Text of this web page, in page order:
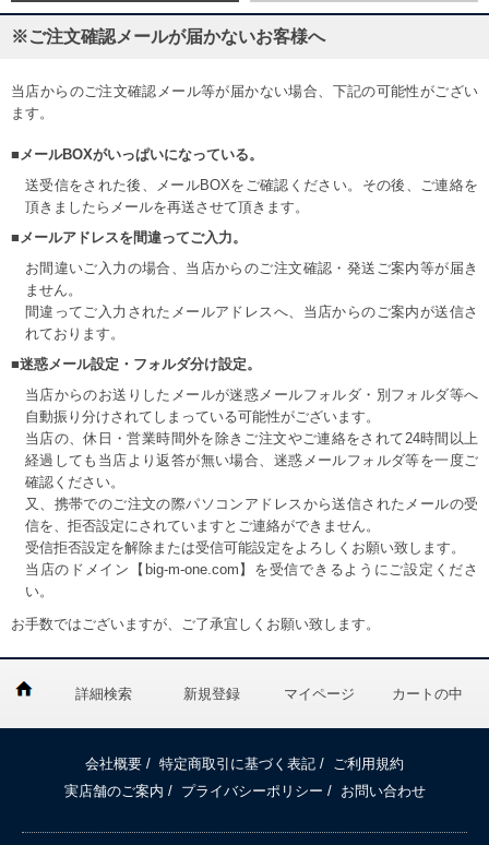
※ご注文確認メールが届かないお客様へ
当店からのご注文確認メール等が届かない場合、下記の可能性がござい
ます。
■メールBOXがいっぱいになっている。
送受信をされた後、メールBOXをご確認ください。その後、ご連絡を
頂きましたらメールを再送させて頂きます。
■メールアドレスを間違ってご入力。
お間違いご入力の場合、当店からのご注文確認・発送ご案内等が届き
ません。
間違ってご入力されたメールアドレスへ、当店からのご案内が送信さ
れております。
■迷惑メール設定・フォルダ分け設定。
当店からのお送りしたメールが迷惑メールフォルダ・別フォルダ等へ
自動振り分けされてしまっている可能性がございます。
当店の、休日・営業時間外を除きご注文やご連絡をされて24時間以上
経過しても当店より返答が無い場合、迷惑メールフォルダ等を一度ご
確認ください。
又、携帯でのご注文の際パソコンアドレスから送信されたメールの受
信を、拒否設定にされていますとご連絡ができません。
受信拒否設定を解除または受信可能設定をよろしくお願い致します。
当店のドメイン【big-m-one.com】を受信できるようにご設定くださ
い。
お手数ではございますが、ご了承宜しくお願い致します。
詳細検索 新規登録 マイページ カートの中
会社概要 / 特定商取引に基づく表記 / ご利用規約
実店舗のご案内 / プライバシーポリシー / お問い合わせ